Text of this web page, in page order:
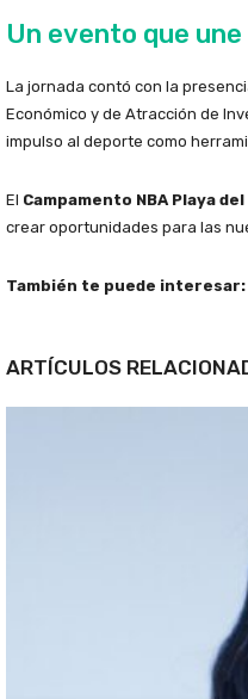
Un evento que
La jornada contó con la
Económico y de Atracción de
impulso al deporte como
El Campamento NBA Playa
crear oportunidades para las
También te puede interesar:
ARTÍCULOS